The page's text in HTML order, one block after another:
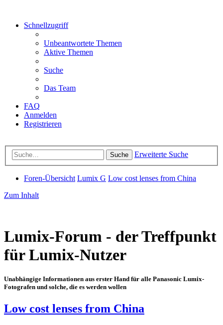
Schnellzugriff
Unbeantwortete Themen
Aktive Themen
Suche
Das Team
FAQ
Anmelden
Registrieren
Suche Erweiterte Suche
Foren-Übersicht Lumix G Low cost lenses from China
Zum Inhalt
Lumix-Forum - der Treffpunkt
für Lumix-Nutzer
Unabhängige Informationen aus erster Hand für alle Panasonic Lumix-
Fotografen und solche, die es werden wollen
Low cost lenses from China